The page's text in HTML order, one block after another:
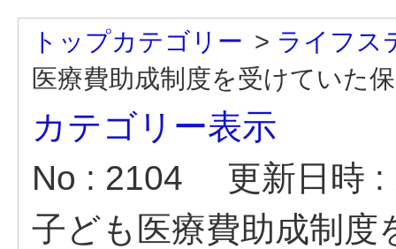
トップカテゴリー > ライフス
医療費助成制度を受けていた
カテゴリー表示
No : 2104
更新日時
子ども医療費助成制度